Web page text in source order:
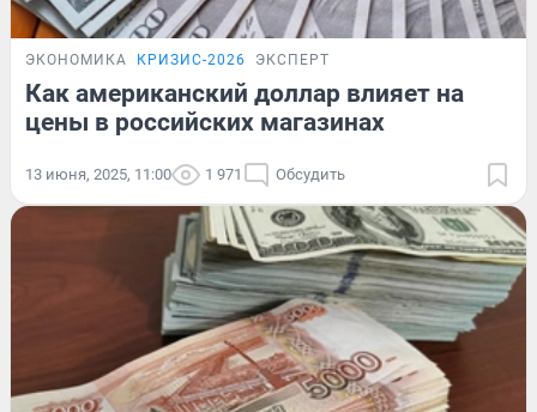
ЭКОНОМИКА КРИЗИС-2026 ЭКСПЕРТ
Как американский доллар влияет на
цены в российских магазинах
13 июня, 2025, 11:00 1 971 Обсудить